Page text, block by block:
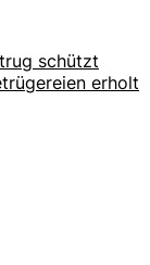
schützt
erholt